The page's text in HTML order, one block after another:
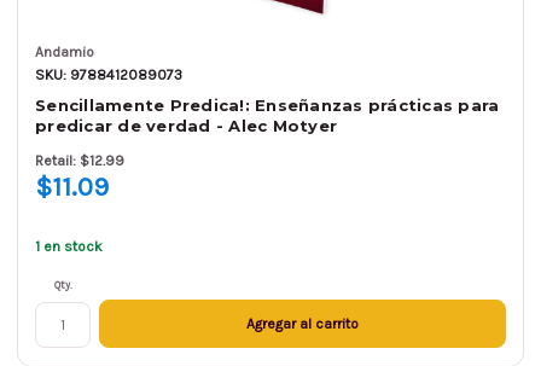
Andamio
SKU: 9788412089073
Sencillamente Predica!: Enseñanzas prácticas para
predicar de verdad - Alec Motyer
Retail: $12.99
$11.09
1 en stock
Qty.
Agregar al carrito